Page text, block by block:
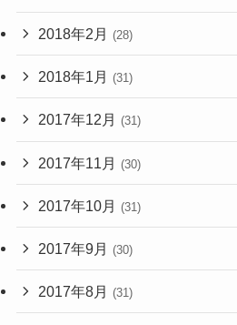
2018年2月 (28)
2018年1月 (31)
2017年12月 (31)
2017年11月 (30)
2017年10月 (31)
2017年9月 (30)
2017年8月 (31)